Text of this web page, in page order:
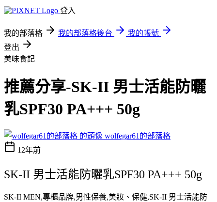
登入
我的部落格 我的部落格後台
我的帳號
登出
美味食記
推薦分享-SK-II 男士活能防曬
乳SPF30 PA+++ 50g
wolfegar61的部落格
12年前
SK-II 男士活能防曬乳SPF30 PA+++ 50g
SK-II MEN,專櫃品牌,男性保養,美妝、保健,SK-II 男士活能防